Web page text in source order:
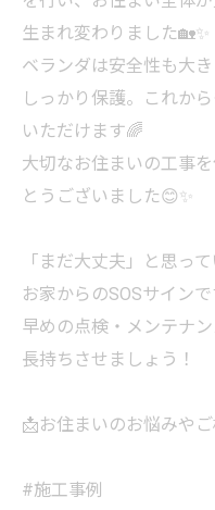
生まれ変わりました🏡✨
ベランダは安全性も大
しっかり保護。これか
いただけます🌈
大切なお住まいの工事
とうございました😊✨
「まだ大丈夫」と思っ
お家からのSOSサイン
早めの点検・メンテナ
長持ちさせましょう！
📩お住まいのお悩みや
#施工事例